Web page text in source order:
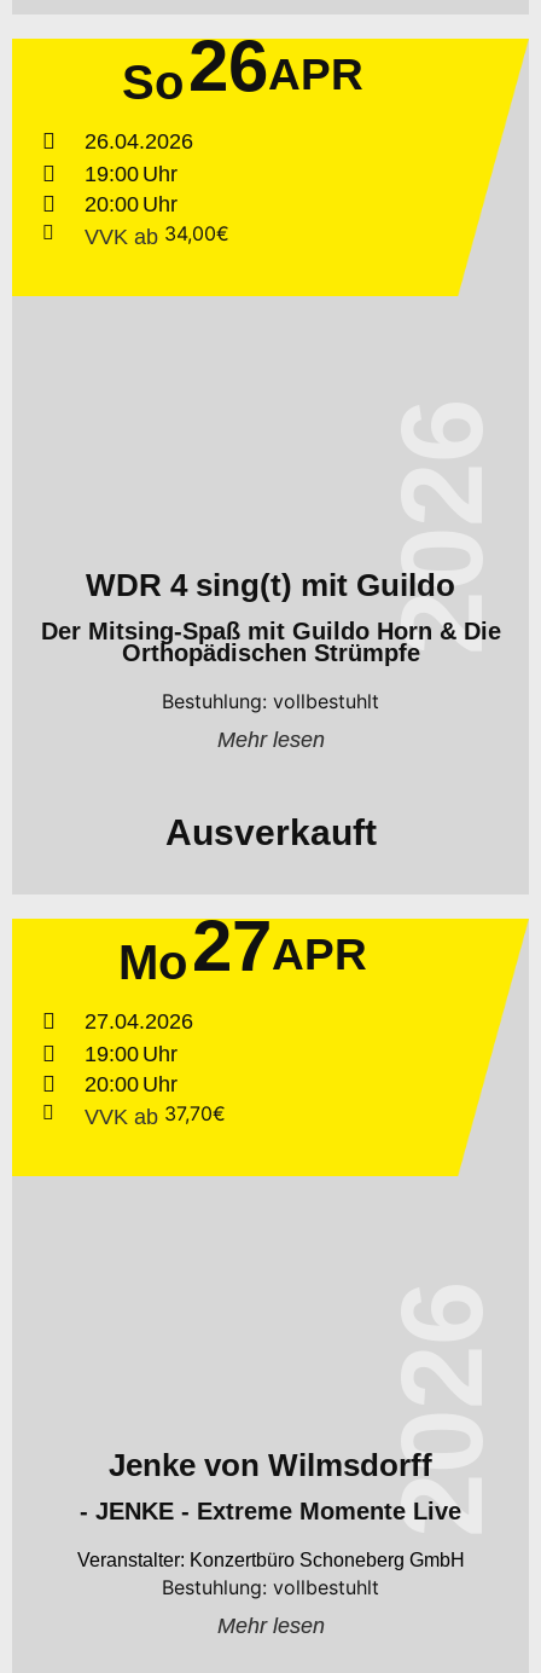
So26APR
26.04.2026
19:00
20:00
VVK ab 34,00€
WDR 4 sing(t) mit Guildo
Der Mitsing-Spaß mit Guildo Horn & Die
Orthopädischen Strümpfe
Bestuhlung: vollbestuhlt
Mehr lesen
Ausverkauft
2026
Mo27APR
27.04.2026
19:00
20:00
VVK ab 37,70€
Jenke von Wilmsdorff
- JENKE - Extreme Momente Live
Konzertbüro Schoneberg GmbH
Bestuhlung: vollbestuhlt
Mehr lesen
2026